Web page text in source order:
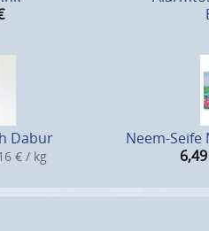
Dabur
€ / kg
Neem-Seife
6,49